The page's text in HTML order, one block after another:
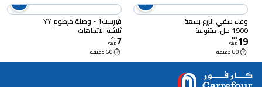
وعاء سقي الزرع بسعة
1900 مل، متنوعة
19
.
00
SAR
60 دقيقة
فيرست1 - وصلة خرطوم YY
ثلاثية الاتجاهات
7
.
25
SAR
60 دقيقة